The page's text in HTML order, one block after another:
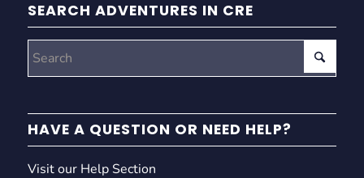
SEARCH ADVENTURES IN CRE
HAVE A QUESTION OR NEED HELP?
Visit our Help Section